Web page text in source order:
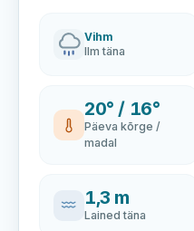
Vihm
Ilm täna
20° / 16°
Päeva kõrge /
madal
1,3 m
Lained täna